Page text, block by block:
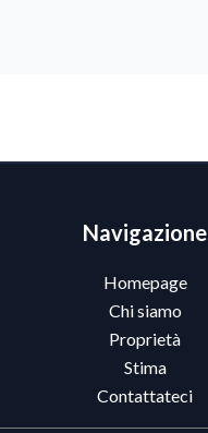
Navigazione
Homepage
Chi siamo
Proprietà
Stima
Contattateci